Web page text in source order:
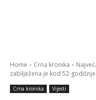
Home Crna kronika
zabilježena je kod 52-
Crna kronika Vijesti